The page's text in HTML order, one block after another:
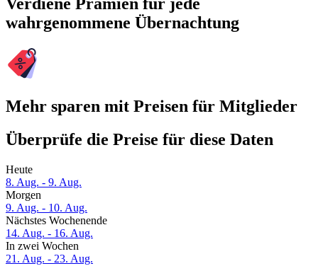
wahrgenommene Übernachtung
Mehr sparen mit Preisen für Mitglieder
Überprüfe die Preise für diese Daten
Heute
8. Aug. - 9. Aug.
Morgen
9. Aug. - 10. Aug.
Nächstes Wochenende
14. Aug. - 16. Aug.
In zwei Wochen
21. Aug. - 23. Aug.